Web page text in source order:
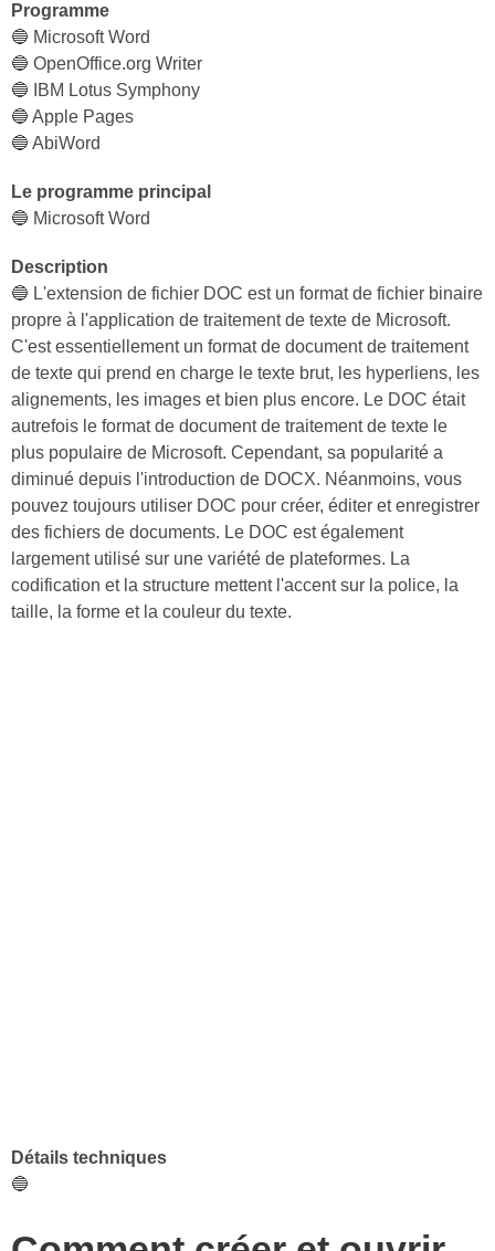
Programme
🔵 Microsoft Word
🔵 OpenOffice.org Writer
🔵 IBM Lotus Symphony
🔵 Apple Pages
🔵 AbiWord
Le programme principal
🔵 Microsoft Word
Description
🔵 L'extension de fichier DOC est un format de fichier binaire
propre à l'application de traitement de texte de Microsoft.
C'est essentiellement un format de document de traitement
de texte qui prend en charge le texte brut, les hyperliens, les
alignements, les images et bien plus encore. Le DOC était
autrefois le format de document de traitement de texte le
plus populaire de Microsoft. Cependant, sa popularité a
diminué depuis l'introduction de DOCX. Néanmoins, vous
pouvez toujours utiliser DOC pour créer, éditer et enregistrer
des fichiers de documents. Le DOC est également
largement utilisé sur une variété de plateformes. La
codification et la structure mettent l'accent sur la police, la
taille, la forme et la couleur du texte.
Détails techniques
🔵